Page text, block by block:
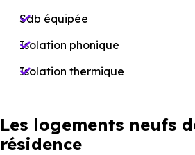
Sdb équipée
Isolation phonique
Isolation thermique
Les logements neufs
résidence